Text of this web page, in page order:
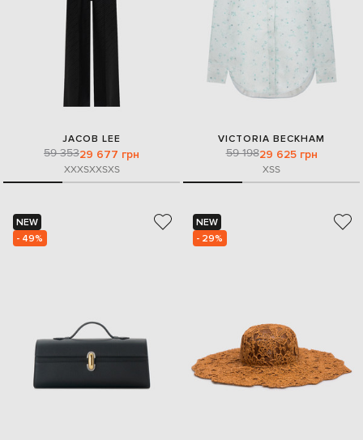
JACOB LEE
59 35329 677 грн
XXXSXXSXS
VICTORIA BECKHAM
59 19829 625 грн
XSS
NEW
- 49%
NEW
- 29%